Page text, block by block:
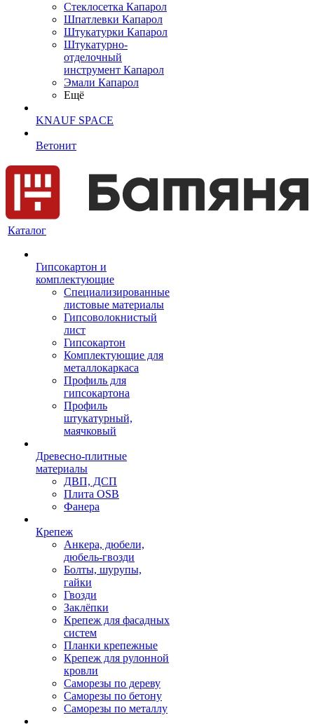
Cтеклосетка Капарол
Шпатлевки Капарол
Штукатурки Капарол
Штукатурно-
отделочный
инструмент Капарол
Эмали Капарол
Ещё
KNAUF SPACE
Ветонит
Каталог
Гипсокартон и
комплектующие
Специализированные
листовые материалы
Гипсоволокнистый
лист
Гипсокартон
Комплектующие для
металлокаркаса
Профиль для
гипсокартона
Профиль
штукатурный,
маячковый
Древесно-плитные
материалы
ДВП, ДСП
Плита OSB
Фанера
Крепеж
Анкера, дюбели,
дюбель-гвозди
Болты, шурупы,
гайки
Гвозди
Заклёпки
Крепеж для фасадных
систем
Планки крепежные
Крепеж для рулонной
кровли
Саморезы по дереву
Саморезы по бетону
Саморезы по металлу